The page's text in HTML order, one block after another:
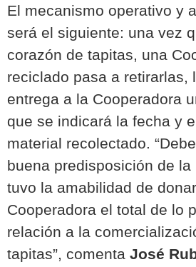
El mecanismo operativo y
será el siguiente: una vez
corazón de tapitas, una
reciclado pasa a retirarlas,
entrega a la Cooperadora
que se indicará la fecha y
material recolectado.
buena predisposición de la
tuvo la amabilidad de
Cooperadora el total de lo
relación a la
tapitas”, comenta José